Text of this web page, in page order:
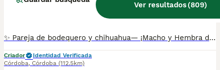
Ver resultados(809)
✨ Pareja de bodequero y chihuahua— ¡Macho y Hembra disponibles! Somos un centro canino pequeño priorizamos el amor a el tema económico.Por eso lo más importante es encontrar casa a nuestros bebés que le den el amor que nosotros les damos . Ofrecemos una preciosa pareja de cachorros Pomerania enano, listos para encontrar su hogar ideal: ❣️Somos un centro canino pequeño priorizamos el amor a el tema económico.Por eso lo más importante es encontrar casa a nuestros bebés que le den el amor que nosotros les damos .El testimonio de nuestros clientes nos avalan.❣️ 🐶 Macho — color Merle 🐶 Hembra — color negro y blanco Se entregan con 2 meses de edad, con todo en regla: ✅ Vacunados y desparasitados 🩺 Revisión veterinaria grabada en vídeo antes de la entrega 🔖 Microchip no incluido en el precio 70€ más 📦 No enviamos recogida en Córdoba 💰 IVA incluido en el precio Cachorros sanos, mimados y con todo el papeleo al día. Criados con amor y mucho cuidado para que lleguen perfectos a su nuevo hogar. ¡No dejes escapar esta oportunidad! 📩 Escríbenos y te informamos sin compromiso. Web:💻 valhallaanimal.com
Criador
Identidad Verificada
Córdoba, Córdoba (112.5km)